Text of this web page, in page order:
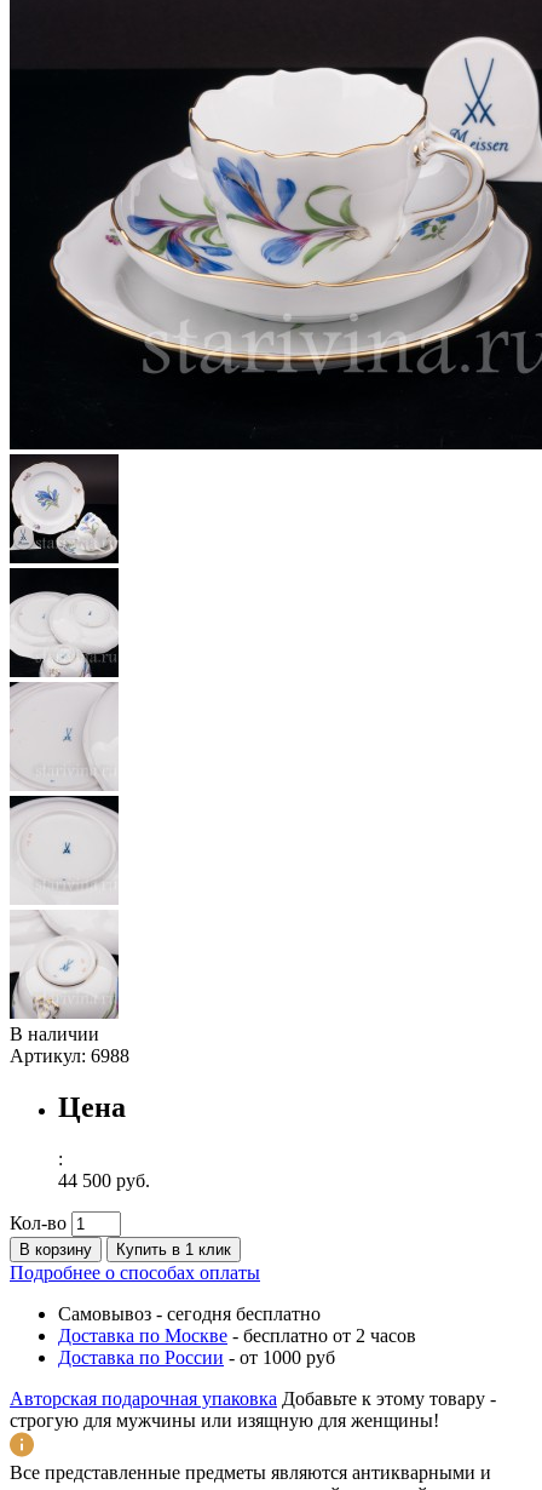
В наличии
Артикул: 6988
Цена
:
44 500 руб.
Кол-во
В корзину Купить в 1 клик
Подробнее о способах оплаты
Самовывоз - сегодня бесплатно
Доставка по Москве - бесплатно от 2 часов
Доставка по России - от 1000 руб
Авторская подарочная упаковка Добавьте к этому товару -
строгую для мужчины или изящную для женщины!
Все представленные предметы являются антикварными и